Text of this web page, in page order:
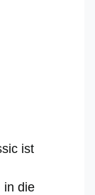
ist
in die